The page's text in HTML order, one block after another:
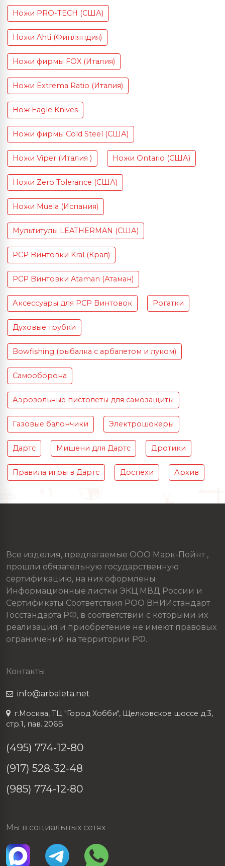
Ножи PRO-TECH (США)
Ножи Ahti (Финляндия)
Ножи фирмы FOX (Италия)
Ножи Extrema Ratio (Италия)
Нож Eagle Knives
Ножи фирмы Cold Steel (США)
Ножи Viper (Италия ) Ножи Ontario (США)
Ножи Zero Tolerance (США)
Ножи Muela (Испания)
Мультитулы LEATHERMAN (США)
PCP Винтовки Kral (Крал)
PCP Винтовки Ataman (Атаман)
Аксессуары для PCP Винтовок Рогатки
Духовые трубки
Bowfishing (рыбалка с арбалетом и луком)
Самооборона
Аэрозольные пистолеты для самозащиты
Газовые балончики Электрошокеры
Дартс Мишени для Дартс Дротики
Правила игры в Дартс Доспехи Архив
Все изделия, предлагаемые ООО Марк-Пойнт ,
прошли обязательную государственную
сертификацию, на них оформлены
Информационные листки ЭКЦ МВД России и
Сертификаты Соответствия РОО ВНИИстандарт
Госстандарта РФ, в соответствии с которыми их
реализация и приобретение не имеют правовых
ограничений на территории РФ.
Контакты
info@arbaleta.net
г.Москва, ТЦ "Город Хобби", Щелковское шоссе д.3,
стр.1, пав. 206Б
(495) 774-12-80
(917) 528-32-48
(985) 774-12-80
Мы в социальных сетях